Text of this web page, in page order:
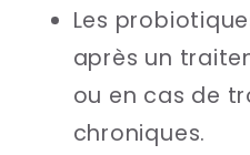
Les
après un
ou en cas de
chroniques.